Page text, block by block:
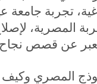
تجربة
المصرية،
عن قصص
المصري